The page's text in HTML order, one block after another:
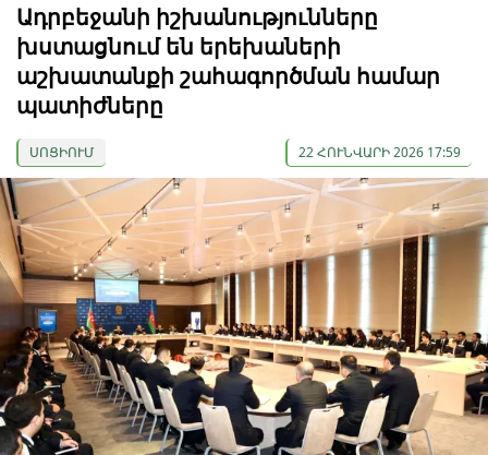
Ադրբեջանի իշխանությունները
խստացնում են երեխաների
աշխատանքի շահագործման համար
պատիժները
ՍՈՑԻՈՒՄ 22 ՀՈՒՆՎԱՐԻ 2026 17:59